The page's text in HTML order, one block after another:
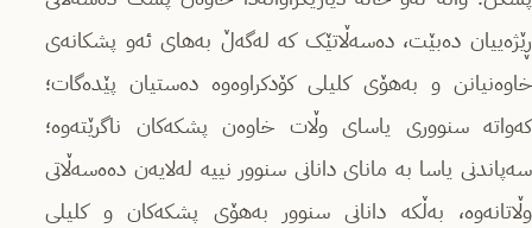
ڕێژەییان دەبێت، دەسەڵاتێک كە لەگەڵ بەهای ئەو پشکانەی
خاوەنیانن و بەهۆی کلیلی کۆدکراوەوە دەستیان پێدەگات؛
كەواتە سنووری یاسای وڵات خاوەن پشکەكان ناگرێتەوە؛
سەپاندنی یاسا بە مانای دانانی سنوور نییە لەلایەن دەەسەڵاتی
وڵاتانەوە، بەڵكە دانانی سنوور بەهۆی پشكەكان و کلیلی